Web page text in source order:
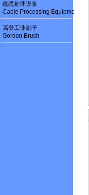
线缆处理设备
Cable Processing Equipment
高登工业刷子
Gordon Brush